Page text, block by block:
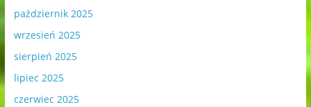
październik 2025
wrzesień 2025
sierpień 2025
lipiec 2025
czerwiec 2025